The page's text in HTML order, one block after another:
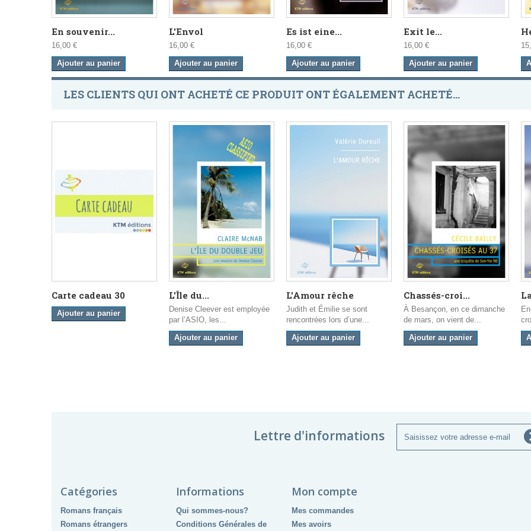
En souvenir...
16,00 €
Ajouter au panier
L'Envol
16,00 €
Ajouter au panier
Es ist eine...
16,00 €
Ajouter au panier
Exit le...
16,00 €
Ajouter au panier
LES CLIENTS QUI ONT ACHETÉ CE PRODUIT ONT ÉGALEMENT ACHETÉ...
Carte cadeau 30
Ajouter au panier
L'Île du...
Denise Cleever est employée
par l’ASIO, les...
Ajouter au panier
L'Amour rêche
Judith et Émilie se sont
rencontrées lors d’une...
Ajouter au panier
Chassés-croi...
À Besançon, en ce dimanche
de mars, on vient de...
Ajouter au panier
Lettre d'informations
Catégories
Romans français
Romans étrangers
Informations
Qui sommes-nous?
Conditions Générales de
Mon compte
Mes commandes
Mes avoirs